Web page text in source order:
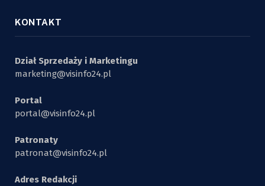
KONTAKT
Dział Sprzedaży i Marketingu
marketing@visinfo24.pl
Portal
portal@visinfo24.pl
Patronaty
patronat@visinfo24.pl
Adres Redakcji